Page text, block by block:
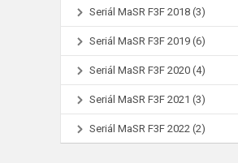
Seriál MaSR F3F 2018 (3)
Seriál MaSR F3F 2019 (6)
Seriál MaSR F3F 2020 (4)
Seriál MaSR F3F 2021 (3)
Seriál MaSR F3F 2022 (2)